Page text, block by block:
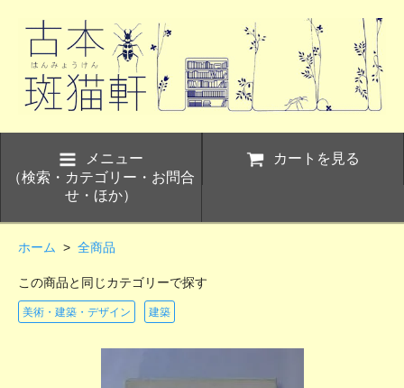
メニュー
（検索・カテゴリー・お問合
せ・ほか）
カートを見る
ホーム > 全商品
この商品と同じカテゴリーで探す
美術・建築・デザイン 建築